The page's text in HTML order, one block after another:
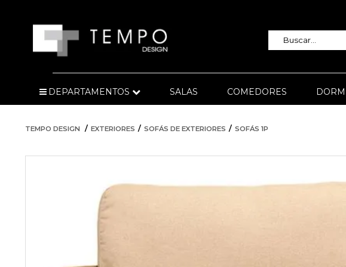
DEPARTAMENTOS SALAS COMEDORES
TEMPO DESIGN EXTERIORES SOFÁS DE EXTERIORES SOFÁS 1P